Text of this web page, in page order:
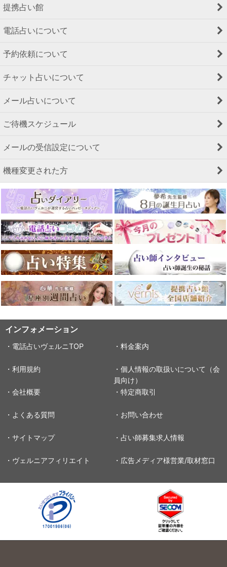
提携占い館
電話占いについて
予約依頼について
チャット占いについて
メール占いについて
ご待機スケジュール
メールの受信設定について
機種変更された方
インフォメーション
・電話占いヴェルニTOP ・料金案内
・利用規約
・個人情報の取扱いについて（会
員向け）
・会社概要
・特定商取引
・よくある質問 ・お問い合わせ
・サイトマップ ・占い師募集求人情報
・ヴェルニアフィリエイト ・広告メディア様営業/取材窓口